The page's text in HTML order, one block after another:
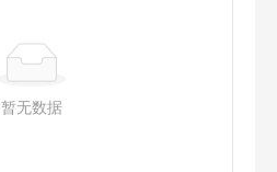
暂无数据